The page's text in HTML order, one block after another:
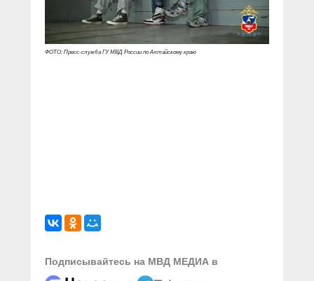
ФОТО: Пресс-служба ГУ МВД России по Алтайскому краю
Подписывайтесь на МВД МЕДИА в